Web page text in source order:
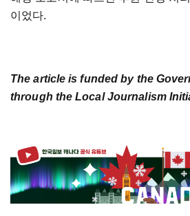
이었다.
The article is funded by the
through the Local Journalism